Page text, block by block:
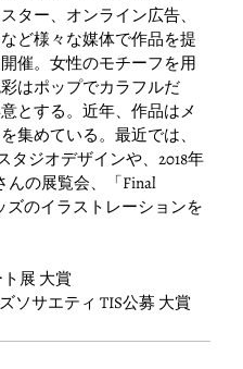
ター、オンライン広告、
ど様々な媒体で作品を提
催。女性のモチーフを用
はポップでカラフルだ
とする。近年、作品はメ
集めている。最近では、
タジオデザインや、2018年
んの展覧会、「Final
ズのイラストレーションを
展 大賞
ソサエティ TIS公募 大賞